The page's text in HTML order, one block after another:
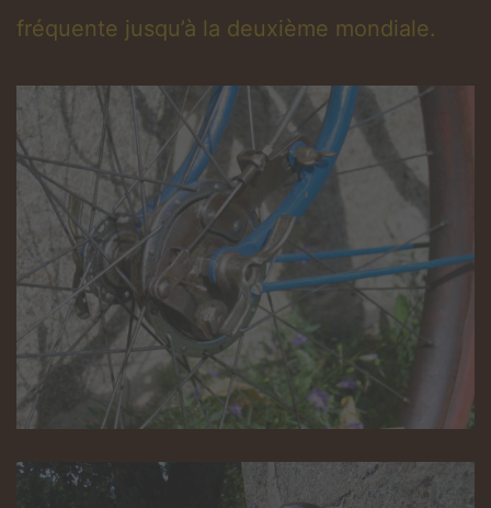
fréquente jusqu’à la deuxième mondiale.